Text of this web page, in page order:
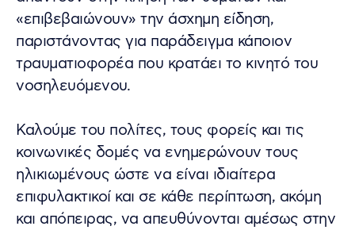
«επιβεβαιώνουν» την άσχημη είδηση,
παριστάνοντας για παράδειγμα κάποιον
τραυματιοφορέα που κρατάει το κινητό του
νοσηλευόμενου.
Καλούμε του πολίτες, τους φορείς και τις
κοινωνικές δομές να ενημερώνουν τους
ηλικιωμένους ώστε να είναι ιδιαίτερα
επιφυλακτικοί και σε κάθε περίπτωση, ακόμη
και απόπειρας, να απευθύνονται αμέσως στην